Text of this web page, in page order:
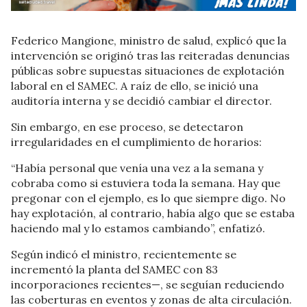
Federico Mangione, ministro de salud, explicó que la
intervención se originó tras las reiteradas denuncias
públicas sobre supuestas situaciones de explotación
laboral en el SAMEC. A raíz de ello, se inició una
auditoría interna y se decidió cambiar el director.
Sin embargo, en ese proceso, se detectaron
irregularidades en el cumplimiento de horarios:
“Había personal que venía una vez a la semana y
cobraba como si estuviera toda la semana. Hay que
pregonar con el ejemplo, es lo que siempre digo. No
hay explotación, al contrario, había algo que se estaba
haciendo mal y lo estamos cambiando”, enfatizó.
Según indicó el ministro, recientemente se
incrementó la planta del SAMEC con 83
incorporaciones recientes—, se seguían reduciendo
las coberturas en eventos y zonas de alta circulación.